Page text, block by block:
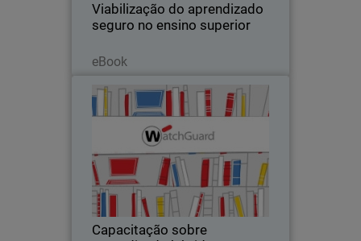
Viabilização do aprendizado
seguro no ensino superior
eBook
Thumbnail
Capacitação sobre
Capacitação sobre aprendizado
híbrido seguro em escolas e
A abordagem de segurança na
educação é impulsionada pela
necessidade de proteger dispositivos,
dados e a privacidade do usuário.